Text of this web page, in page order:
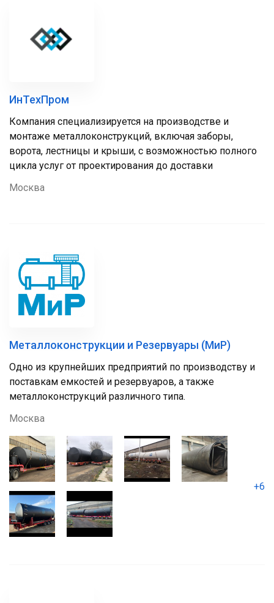
ИнТехПром
Компания специализируется на производстве и
монтаже металлоконструкций, включая заборы,
ворота, лестницы и крыши, с возможностью полного
цикла услуг от проектирования до доставки
Москва
Металлоконструкции и Резервуары (МиР)
Одно из крупнейших предприятий по производству и
поставкам емкостей и резервуаров, а также
металлоконструкций различного типа.
Москва
+6